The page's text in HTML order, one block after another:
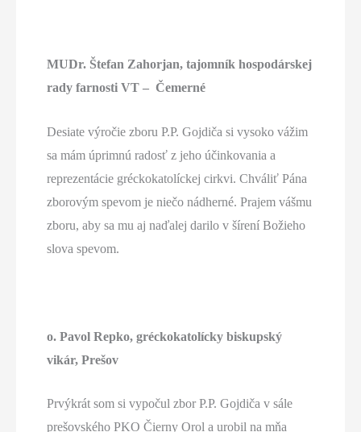
MUDr. Štefan Zahorjan, tajomník hospodárskej
rady farnosti VT – Čemerné
Desiate výročie zboru P.P. Gojdiča si vysoko vážim
sa mám úprimnú radosť z jeho účinkovania a
reprezentácie gréckokatolíckej cirkvi. Chváliť Pána
zborovým spevom je niečo nádherné. Prajem vášmu
zboru, aby sa mu aj naďalej darilo v šírení Božieho
slova spevom.
o. Pavol Repko, gréckokatolícky biskupský
vikár, Prešov
Prvýkrát som si vypočul zbor P.P. Gojdiča v sále
prešovského PKO Čierny Orol a urobil na mňa